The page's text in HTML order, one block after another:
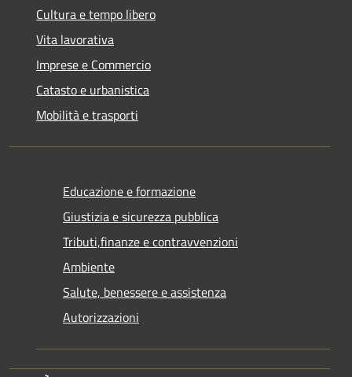
Cultura e tempo libero
Vita lavorativa
Imprese e Commercio
Catasto e urbanistica
Mobilità e trasporti
Educazione e formazione
Giustizia e sicurezza pubblica
Tributi,finanze e contravvenzioni
Ambiente
Salute, benessere e assistenza
Autorizzazioni